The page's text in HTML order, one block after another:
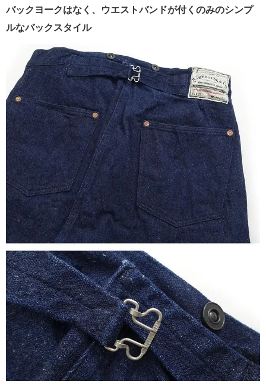
バックヨークはなく、ウエストバンドが付くのみのシンプ
ルなバックスタイル